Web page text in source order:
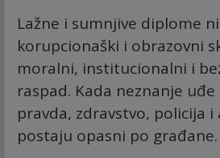
Lažne i sumnjive diplome
korupcionaški i obrazovni
moralni, institucionalni i
raspad. Kada neznanje
pravda, zdravstvo, policija
postaju opasni po građane.